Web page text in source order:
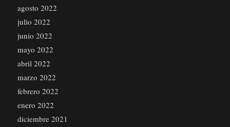
agosto 2022
julio 2022
junio 2022
mayo 2022
abril 2022
marzo 2022
febrero 2022
enero 2022
diciembre 2021